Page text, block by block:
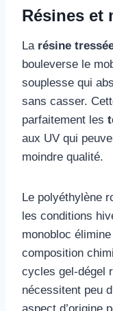
Résines et
La résine
bouleverse le
souplesse qui
sans casser.
parfaitement les
aux UV qui
moindre qualité.
Le polyéthylène
les conditions
monobloc
composition
cycles gel-dégel
nécessitent peu